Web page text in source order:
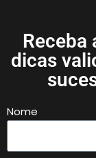
Receba
dicas
Nome